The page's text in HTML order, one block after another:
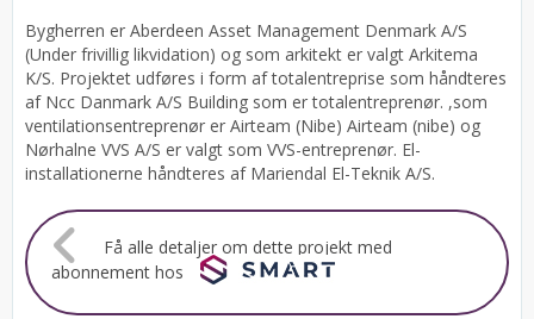
Bygherren er Aberdeen Asset Management Denmark A/S
(Under frivillig likvidation) og som arkitekt er valgt Arkitema
K/S. Projektet udføres i form af totalentreprise som håndteres
af Ncc Danmark A/S Building som er totalentreprenør. ,som
ventilationsentreprenør er Airteam (Nibe) Airteam (nibe) og
Nørhalne VVS A/S er valgt som VVS-entreprenør. El-
installationerne håndteres af Mariendal El-Teknik A/S.
Få alle detaljer om dette projekt med
abonnement hos